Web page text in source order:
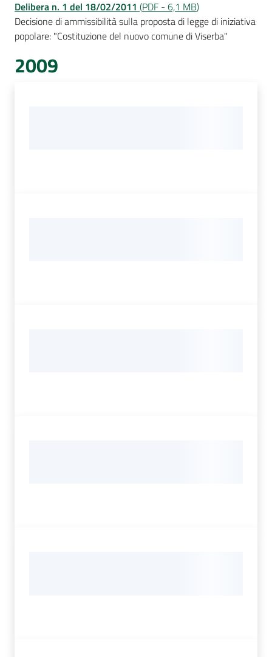
Delibera n. 1 del 18/02/2011 (PDF - 6,1 MB)
Decisione di ammissibilità sulla proposta di legge di iniziativa
popolare: "Costituzione del nuovo comune di Viserba"
2009